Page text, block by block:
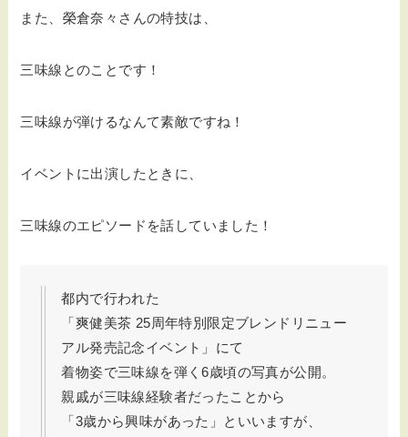
また、榮倉奈々さんの特技は、
三味線とのことです！
三味線が弾けるなんて素敵ですね！
イベントに出演したときに、
三味線のエピソードを話していました！
都内で行われた
「爽健美茶 25周年特別限定ブレンドリニュー
アル発売記念イベント」にて
着物姿で三味線を弾く6歳頃の写真が公開。
親戚が三味線経験者だったことから
「3歳から興味があった」といいますが、